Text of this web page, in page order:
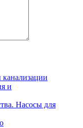
канализации
и
Насосы для